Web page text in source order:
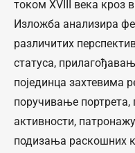
током XVIII века кроз
Изложба анализира
различитих
статуса,
појединца захтевима
поручивање
активности,
подизања раскошних